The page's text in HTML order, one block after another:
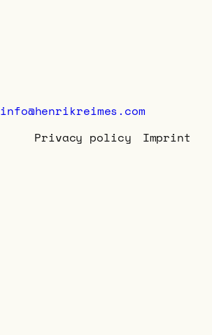
info@henrikreimes.com
Privacy policy
Imprint